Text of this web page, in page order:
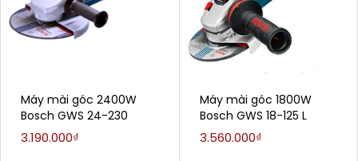
Máy mài góc 2400W
Bosch GWS 24-230
3.190.000₫
Máy mài góc 1800W
Bosch GWS 18-125 L
3.560.000₫